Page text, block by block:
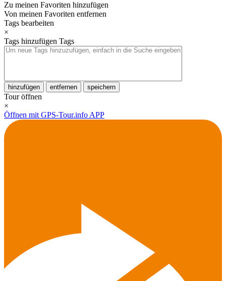
Zu meinen Favoriten hinzufügen
Von meinen Favoriten entfernen
Tags bearbeiten
×
Tags hinzufügen Tags
hinzufügen entfernen speichern
Tour öffnen
×
Öffnen mit GPS-Tour.info APP